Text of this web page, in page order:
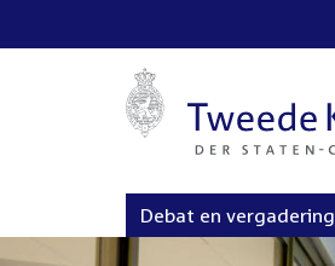
Debat en vergadering